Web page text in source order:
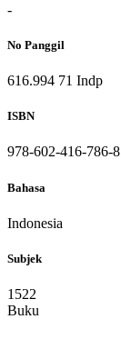
-
No Panggil
616.994 71 Indp
ISBN
978-602-416-786-8
Bahasa
Indonesia
Subjek
1522
Buku